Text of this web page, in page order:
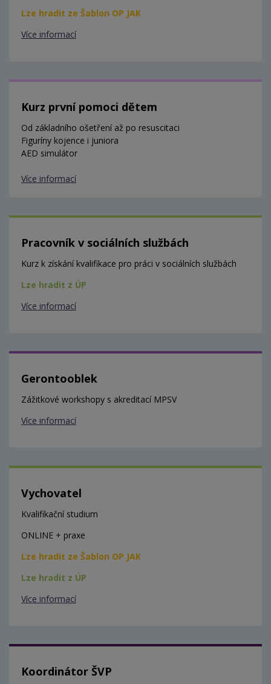
Lze hradit ze Šablon OP JAK
Více informací
Kurz první pomoci dětem
Od základního ošetření až po resuscitaci
Figuríny kojence i juniora
AED simulátor
Více informací
Pracovník v sociálních službách
Kurz k získání kvalifikace pro práci v sociálních službách
Lze hradit z ÚP
Více informací
Gerontooblek
Zážitkové workshopy s akreditací MPSV
Více informací
Vychovatel
Kvalifikační studium
ONLINE + praxe
Lze hradit ze Šablon OP JAK
Lze hradit z ÚP
Více informací
Koordinátor ŠVP